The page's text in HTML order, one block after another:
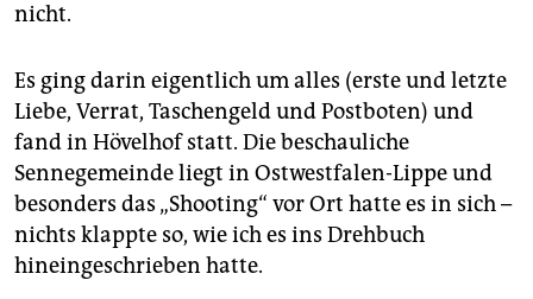
nicht.
Es ging darin eigentlich um alles (erste und letzte
Liebe, Verrat, Taschengeld und Postboten) und
fand in Hövelhof statt. Die beschauliche
Sennegemeinde liegt in Ostwestfalen-Lippe und
besonders das „Shooting“ vor Ort hatte es in sich –
nichts klappte so, wie ich es ins Drehbuch
hineingeschrieben hatte.